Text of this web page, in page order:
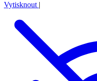
Vytisknout |